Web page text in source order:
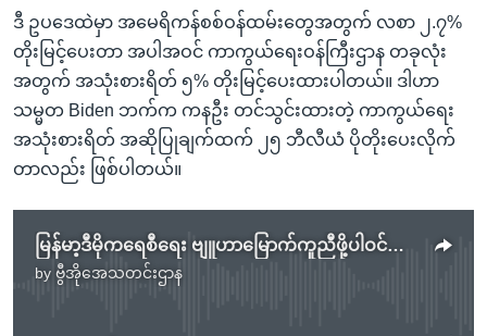
ဒီ ဥပဒေထဲမှာ အမေရိကန်စစ်ဝန်ထမ်းတွေအတွက် လစာ ၂.၇%
တိုးမြင့်ပေးတာ အပါအဝင် ကာကွယ်ရေးဝန်ကြီးဌာန တခုလုံး
အတွက် အသုံးစားရိတ် ၅% တိုးမြင့်ပေးထားပါတယ်။ ဒါဟာ
သမ္မတ Biden ဘက်က ကနဦး တင်သွင်းထားတဲ့ ကာကွယ်ရေး
အသုံးစားရိတ် အဆိုပြုချက်ထက် ၂၅ ဘီလီယံ ပိုတိုးပေးလိုက်
တာလည်း ဖြစ်ပါတယ်။
မြန်မာ့ဒီမိုကရေစီရေး ဗျူဟာမြောက်ကူညီဖို့ပါဝင်တဲ့ ကန်ကာကွယ်ရေးဆိုင်ရာဥပဒေ အတည်ပြု
by ဗွီအိုအေသတင်းဌာန
No media source currently available